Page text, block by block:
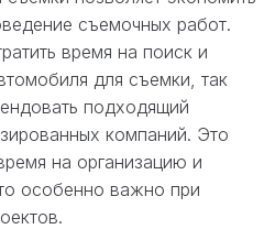
съемочных работ.
время на поиск и
для съемки, так
подходящий
компаний. Это
на организацию и
особенно важно при